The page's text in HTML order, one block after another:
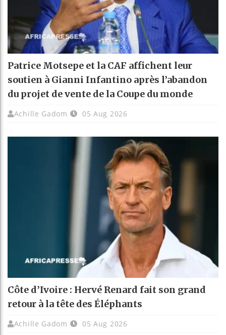
Patrice Motsepe et la CAF affichent leur
soutien à Gianni Infantino après l’abandon
du projet de vente de la Coupe du monde
Achille Gadom 05 Aug 2026
Côte d’Ivoire : Hervé Renard fait son grand
retour à la tête des Éléphants
Achille Gadom 05 Aug 2026